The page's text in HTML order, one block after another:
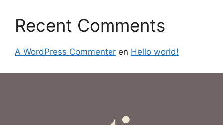
Recent Comments
A WordPress Commenter en Hello world!